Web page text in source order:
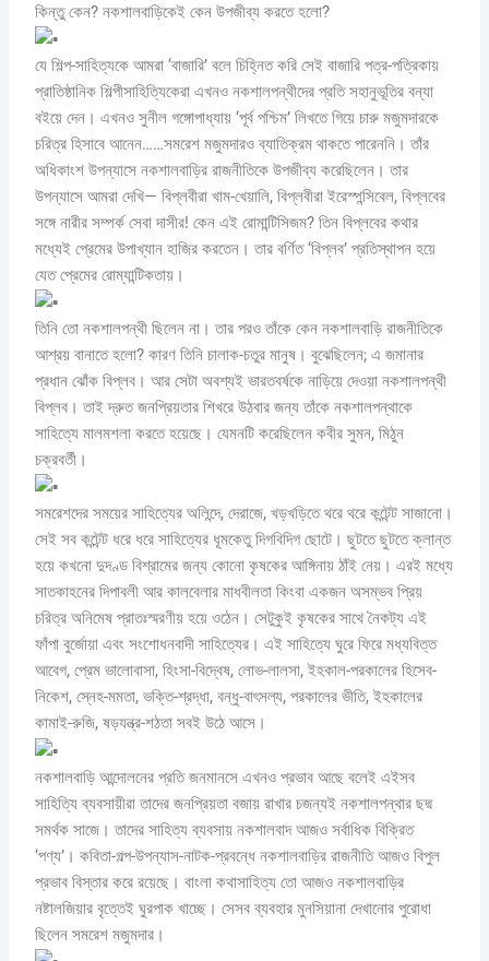
কিন্তু কেন? নকশালবাড়িকেই কেন উপজীব্য করতে হলো?
যে শিল্প-সাহিত্যকে আমরা ‘বাজারি’ বলে চিহ্নিত করি সেই বাজারি পত্র-পত্রিকায়
প্রাতিষ্ঠানিক শিল্পীসাহিত্যিকেরা এখনও নকশালপন্থীদের প্রতি সহানুভূতির বন্যা
বইয়ে দেন। এখনও সুনীল গঙ্গোপাধ্যায় ‘পূর্ব পশ্চিম’ লিখতে গিয়ে চারু মজুমদারকে
চরিত্র হিসাবে আনেন……সমরেশ মজুমদারও ব্যাতিক্রম থাকতে পারেননি। তাঁর
অধিকাংশ উপন্যাসে নকশালবাড়ির রাজনীতিকে উপজীব্য করেছিলেন। তার
উপন্যাসে আমরা দেখি— বিপ্লবীরা খাম-খেয়ালি, বিপ্লবীরা ইরেস্পন্সিবেল, বিপ্লবের
সঙ্গে নারীর সম্পর্ক সেবা দাসীর! কেন এই রোমান্টিসিজম? তিন বিপ্লবের কথার
মধ্যেই প্রেমের উপাখ্যান হাজির করতেন। তার বর্ণিত ‘বিপ্লব’ প্রতিস্থাপন হয়ে
যেত প্রেমের রোম্যান্টিকতায়।
তিনি তো নকশালপন্থী ছিলেন না। তার পরও তাঁকে কেন নকশালবাড়ি রাজনীতিকে
আশ্রয় বানাতে হলো? কারণ তিনি চালাক-চতুর মানুষ। বুঝেছিলেন; এ জমানার
প্রধান ঝোঁক বিপ্লব। আর সেটা অবশ্যই ভারতবর্ষকে নাড়িয়ে দেওয়া নকশালপন্থী
বিপ্লব। তাই দ্রুত জনপ্রিয়তার শিখরে উঠবার জন্য তাঁকে নকশালপন্থাকে
সাহিত্যে মালমশলা করতে হয়েছে। যেমনটি করেছিলেন কবীর সুমন, মিঠুন
চক্রবর্তী।
সমরেশদের সময়ের সাহিত্যের অলিন্দে, দেরাজে, খড়খড়িতে থরে থরে কন্টেন্ট সাজানো।
সেই সব কন্টেন্ট ধরে ধরে সাহিত্যের ধূমকেতু দিগবিদিগ ছোটে। ছুটতে ছুটতে ক্লান্ত
হয়ে কখনো দুদণ্ড বিশ্রামের জন্য কোনো কৃষকের আঙ্গিনায় ঠাঁই নেয়। এরই মধ্যে
সাতকাহনের দিপাবলী আর কালবেলার মাধবীলতা কিংবা একজন অসম্ভব প্রিয়
চরিত্র অনিমেষ প্রাতঃস্মরণীয় হয়ে ওঠেন। সেটুকুই কৃষকের সাথে নৈকট্য এই
ফাঁপা বুর্জোয়া এবং সংশোধনবাদী সাহিত্যের। এই সাহিত্যে ঘুরে ফিরে মধ্যবিত্ত
আবেগ, প্রেম ভালোবাসা, হিংসা-বিদ্বেষ, লোভ-লালসা, ইহকাল-পরকালের হিসেব-
নিকেশ, স্নেহ-মমতা, ভক্তি-শ্রদ্ধা, বন্ধু-বাৎসল্য, পরকালের ভীতি, ইহকালের
কামাই-রুজি, ষড়যন্ত্র-শঠতা সবই উঠে আসে।
নকশালবাড়ি আন্দোলনের প্রতি জনমানসে এখনও প্রভাব আছে বলেই এইসব
সাহিত্যি ব্যবসায়ীরা তাদের জনপ্রিয়তা বজায় রাখার চজন্যই নকশালপন্থার ছদ্ম
সমর্থক সাজে। তাদের সাহিত্য ব্যবসায় নকশালবাদ আজও সর্বাধিক বিক্রিত
‘পণ্য’। কবিতা-গল্প-উপন্যাস-নাটক-প্রবন্ধে নকশালবাড়ির রাজনীতি আজও বিপুল
প্রভাব বিস্তার করে রয়েছে। বাংলা কথাসাহিত্য তো আজও নকশালবাড়ির
নষ্টালজিয়ার বৃত্তেই ঘুরপাক খাচ্ছে। সেসব ব্যবহার মুনসিয়ানা দেখানোর পুরোধা
ছিলেন সমরেশ মজুমদার।